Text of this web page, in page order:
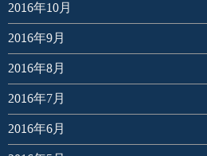
2016年10月
2016年9月
2016年8月
2016年7月
2016年6月